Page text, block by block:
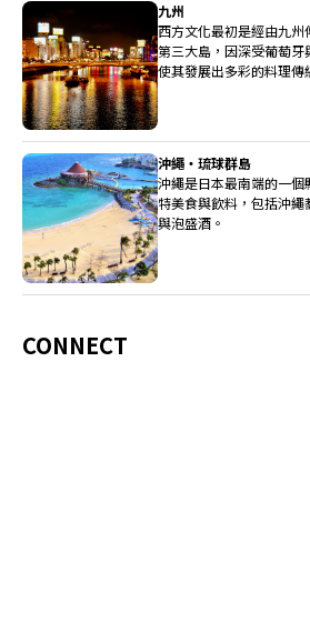
九州
西方文化最初是經由九
第三大島，因深受葡萄牙
使其發展出多彩的料理傳
沖繩・琉球群島
沖繩是日本最南端的一
特美食與飲料，包括沖
與泡盛酒。
CONNECT